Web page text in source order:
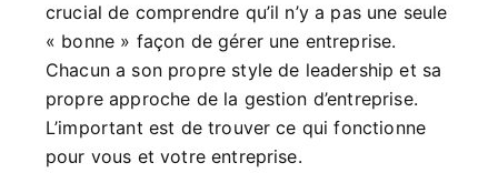
crucial de comprendre qu’il n’y a pas une seule
« bonne » façon de gérer une entreprise.
Chacun a son propre style de leadership et sa
propre approche de la gestion d’entreprise.
L’important est de trouver ce qui fonctionne
pour vous et votre entreprise.